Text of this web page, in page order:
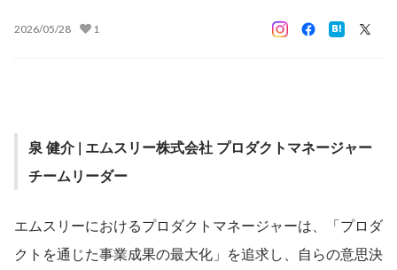
2026/05/28 1
泉 健介 | エムスリー株式会社 プロダクトマネージャー
チームリーダー
エムスリーにおけるプロダクトマネージャーは、「プロダ
クトを通じた事業成果の最大化」を追求し、自らの意思決